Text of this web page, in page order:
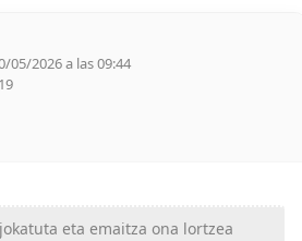
05/2026 a las 09:44
19
eta emaitza ona lortzea